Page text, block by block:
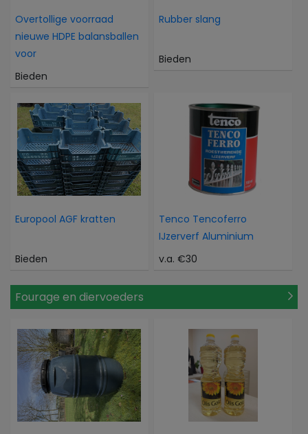
Overtollige voorraad
nieuwe HDPE balansballen
voor
Bieden
Rubber slang
Bieden
Europool AGF kratten
Bieden
Tenco Tencoferro
IJzerverf Aluminium
v.a. €30
Fourage en diervoeders